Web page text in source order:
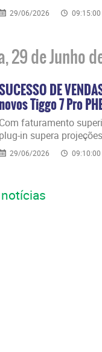
29/06/2026 09:15:00
29 de Junho
DE
novos Tiggo 7 Pro
​Com faturamento
plug-in supera
29/06/2026 09:10:00